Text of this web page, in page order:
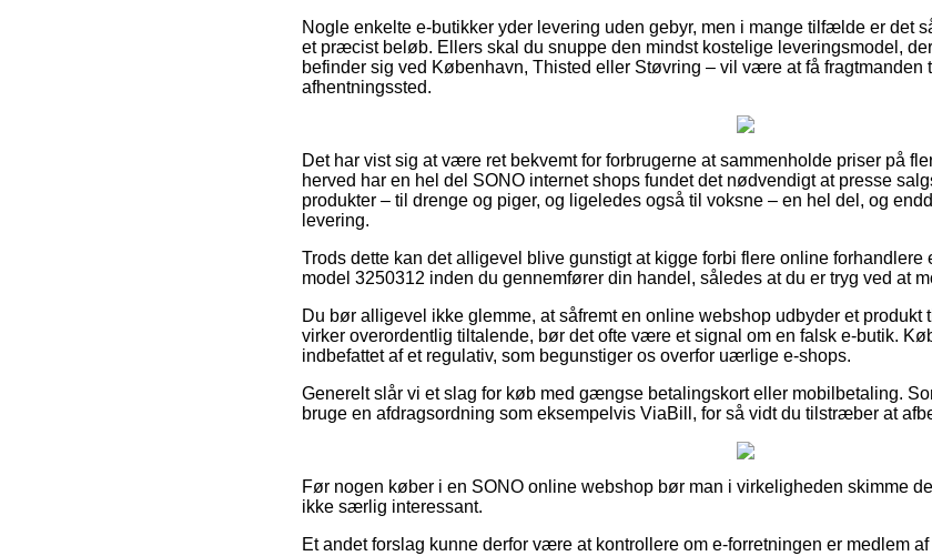
Nogle enkelte e-butikker yder levering uden gebyr, men i mange tilfælde er det
et præcist beløb. Ellers skal du snuppe den mindst kostelige leveringsmodel,
befinder sig ved København, Thisted eller Støvring – vil være at få fragtmanden
afhentningssted.
Det har vist sig at være ret bekvemt for forbrugerne at sammenholde priser på
herved har en hel del SONO internet shops fundet det nødvendigt at presse
produkter – til drenge og piger, og ligeledes også til voksne – en hel del, og
levering.
Trods dette kan det alligevel blive gunstigt at kigge forbi flere online forhandlere
model 3250312 inden du gennemfører din handel, således at du er tryg ved at
Du bør alligevel ikke glemme, at såfremt en online webshop udbyder et produkt
virker overordentlig tiltalende, bør det ofte være et signal om en falsk e-butik.
indbefattet af et regulativ, som begunstiger os overfor uærlige e-shops.
Generelt slår vi et slag for køb med gængse betalingskort eller mobilbetaling.
bruge en afdragsordning som eksempelvis ViaBill, for så vidt du tilstræber at
Før nogen køber i en SONO online webshop bør man i virkeligheden skimme
ikke særlig interessant.
Et andet forslag kunne derfor være at kontrollere om e-forretningen er medlem